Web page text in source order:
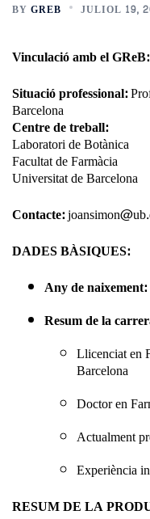
BY GREB JULIOL 19,
Vinculació amb el GReB:
Situació professional:
Barcelona
Centre de treball:
Laboratori de Botànica
Facultat de Farmàcia
Universitat de Barcelona
Contacte:
DADES BÀSIQUES:
Any de naixement:
Resum de la
Llicenciat en
Barcelona
Doctor en
Actualment
Experiència
RESUM DE LA